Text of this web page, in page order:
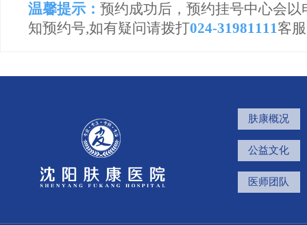
温馨提示： 预约成功后，预约挂号中心会
知预约号,如有疑问请拨打024-31981111客
肤康概况
公益文化
医师团队